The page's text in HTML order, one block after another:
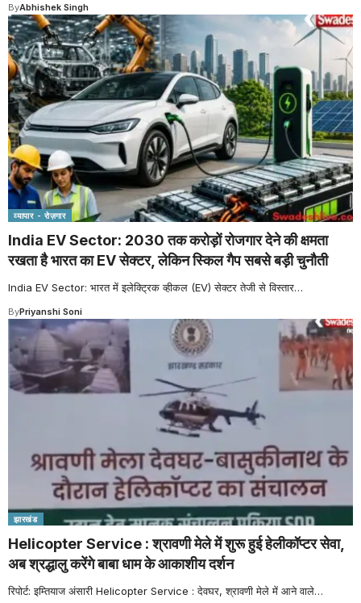
ByAbhishek Singh
व्यापार - रोज़गार
India EV Sector: 2030 तक करोड़ों रोजगार देने की क्षमता
रखता है भारत का EV सेक्टर, लेकिन स्किल गैप सबसे बड़ी चुनौती
India EV Sector: भारत में इलेक्ट्रिक व्हीकल (EV) सेक्टर तेजी से विस्तार…
ByPriyanshi Soni
झारखंड
Helicopter Service : श्रावणी मेले में शुरू हुई हेलीकॉप्टर सेवा,
अब श्रद्धालु करेंगे बाबा धाम के आकाशीय दर्शन
रिपोर्ट: इम्तियाज अंसारी Helicopter Service : देवघर, श्रावणी मेले में आने वाले…